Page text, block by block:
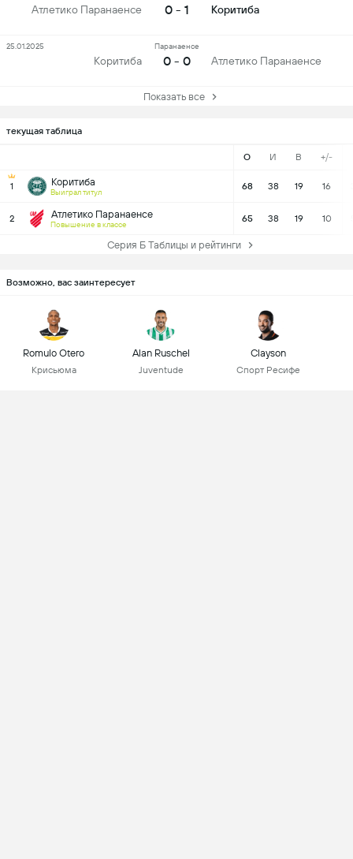
текущая таблица
О И В +/-
1 Коритиба
Выиграл титул
68 38 19 16
2 Атлетико Паранаенсе
Повышение в классе
65 38 19 10
Серия Б Таблицы и рейтинги
Атлетико Паранаенсе 0 - 1 Коритиба
Коритиба
Паранаенсе
0 - 0 Атлетико Паранаенсе
25.01.2025
Показать все
Возможно, вас заинтересует
Romulo Otero
Крисьюма
Alan Ruschel
Juventude
Clayson
Спорт Ресифе